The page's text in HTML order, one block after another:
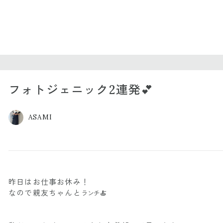
フォトジェニック2連発💕
ASAMI
昨日はお仕事お休み！
なので親友ちゃんと ランチ🍝